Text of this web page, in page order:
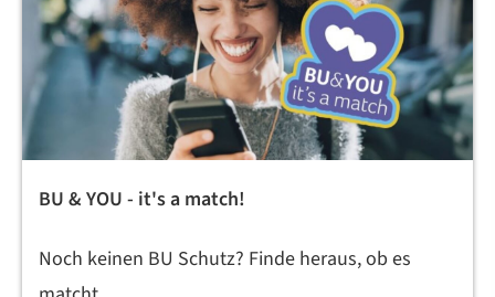
BU & YOU - it's a match!
Noch keinen BU Schutz? Finde heraus, ob es